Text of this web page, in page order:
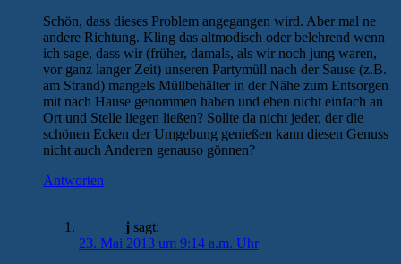
Schön, dass dieses Problem angegangen wird. Aber mal ne
andere Richtung. Kling das altmodisch oder belehrend wenn
ich sage, dass wir (früher, damals, als wir noch jung waren,
vor ganz langer Zeit) unseren Partymüll nach der Sause (z.B.
am Strand) mangels Müllbehälter in der Nähe zum Entsorgen
mit nach Hause genommen haben und eben nicht einfach an
Ort und Stelle liegen ließen? Sollte da nicht jeder, der die
schönen Ecken der Umgebung genießen kann diesen Genuss
nicht auch Anderen genauso gönnen?
Antworten
j sagt:
23. Mai 2013 um 9:14 a.m. Uhr